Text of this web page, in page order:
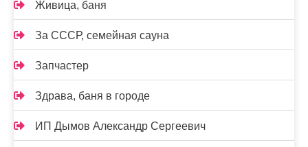
Живица, баня
За СССР, семейная сауна
Запчастер
Здрава, баня в городе
ИП Дымов Александр Сергеевич